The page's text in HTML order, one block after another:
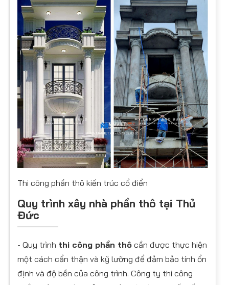
Thi công phần thô kiến trúc cổ điển
​Quy trình xây nhà phần thô tại Thủ
Đức
- Quy trình thi công phần thô cần được thực hiện
một cách cẩn thận và kỹ lưỡng để đảm bảo tính ổn
định và độ bền của công trình. Công ty thi công